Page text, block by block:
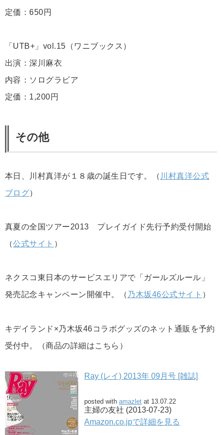
定価：650円
「UTB+」vol.15（ワニブックス）
出演：深川麻衣
内容：ソログラビア
定価：1,200円
その他
本日、川村真洋が１８歳の誕生日です。（ 川村真洋公式
ブログ）
真夏の全国ツアー2013 プレイガイド先行予約受付開始
（公式サイト ）
ネクスコ東日本のサービスエリアで「ガールズルール」
発売記念キャンペーン開催中。（ 乃木坂46公式サイト ）
キデイランド×乃木坂46コラボグッズのネット通販を予約
受付中。（商品の詳細はこちら）
Ray (レイ) 2013年 09月号 [雑誌]
posted with amazlet at 13.07.22
主婦の友社 (2013-07-23)
Amazon.co.jpで詳細を見る